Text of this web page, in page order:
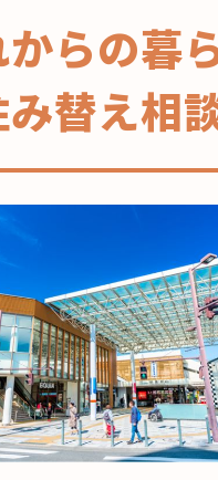
からの暮
替え相